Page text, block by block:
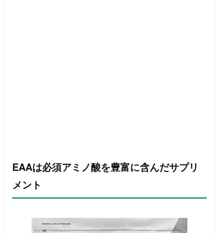
EAAは必須アミノ酸を豊富に含んだサプリ
メント